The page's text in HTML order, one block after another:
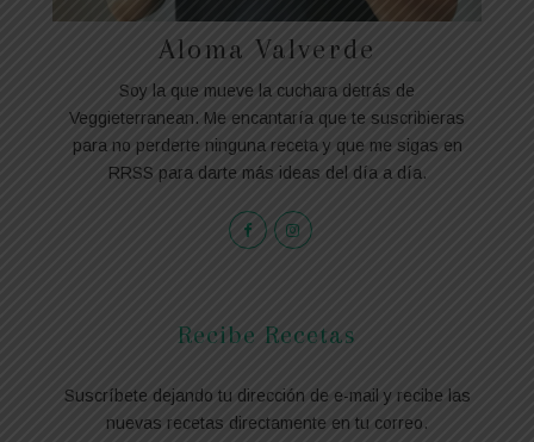
Aloma Valverde
Soy la que mueve la cuchara detrás de
Veggieterranean. Me encantaría que te suscribieras
para no perderte ninguna receta y que me sigas en
RRSS para darte más ideas del día a día.
Recibe Recetas
Suscríbete dejando tu dirección de e-mail y recibe las
nuevas recetas directamente en tu correo.